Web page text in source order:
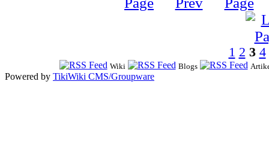
1 2 3 4
Wiki Blogs
Powered by TikiWiki CMS/Groupware